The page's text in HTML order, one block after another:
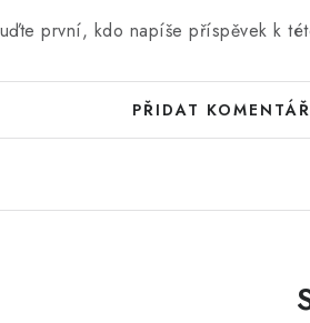
první, kdo napíše příspěvek k
PŘIDAT KOMENTÁŘ